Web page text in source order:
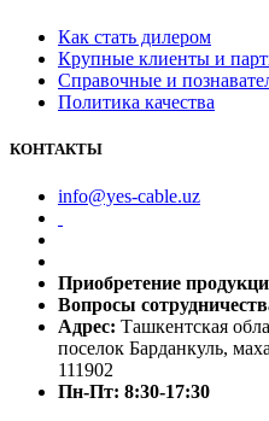
Как стать дилером
Крупные клиенты и
Справочные и
Политика качества
КОНТАКТЫ
info@yes-cable.uz
Приобретение
Вопросы
Адрес: Ташкентская
поселок Барданкуль,
111902
Пн-Пт: 8:30-17:30